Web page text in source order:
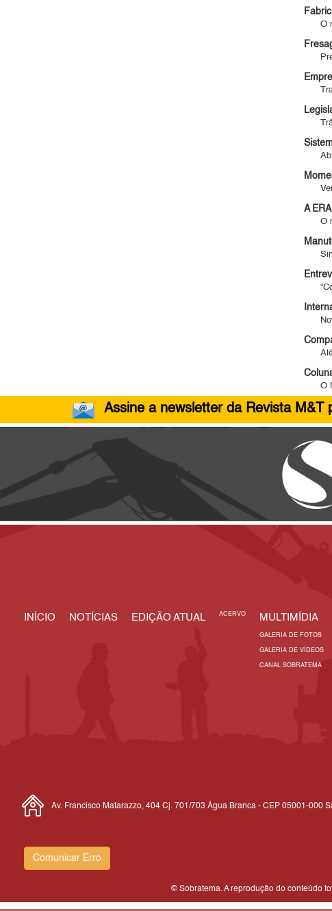
O
A
O
O
Assine a newsletter da Revista
INÍCIO NOTÍCIAS EDIÇÃO ATUAL ACERVO MULTIMÍDIA
GALERIA DE FOTOS
GALERIA DE VÍDEOS
CANAL SOBRATEMA
Av. Francisco Matarazzo, 404 Cj. 701/703 Água Branca - CEP 05001-000
Comunicar Erro
© Sobratema. A reprodução do conteúdo